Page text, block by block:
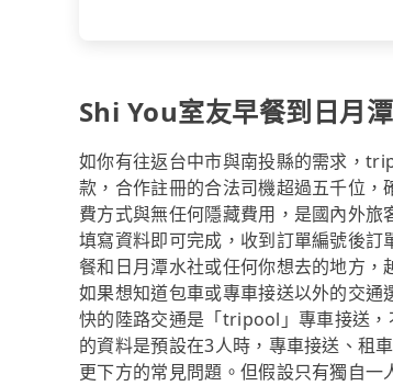
Shi You室友早餐到日月
如你有往返台中市與南投縣的需求，
款，合作註冊的合法司機超過五千位
費方式與無任何隱藏費用，是國內外
填寫資料即可完成，收到訂單編號後
餐和日月潭水社或任何你想去的地方，
如果想知道包車或專車接送以外的交
快的陸路交通是「tripool」專車接送
的資料是預設在3人時，專車接送、租
更下方的常見問題。但假設只有獨自